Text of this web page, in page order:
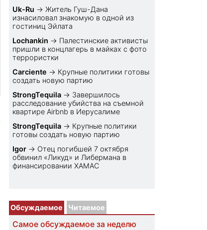
Uk-Ru → Житель Гуш-Дана
изнасиловал знакомую в одной из
гостиниц Эйлата
Lochankin → Палестинские активисты
пришли в концлагерь в майках с фото
террористки
Carciente → Крупные политики готовы
создать новую партию
StrongTequila → Завершилось
расследование убийства на съемной
квартире Airbnb в Иерусалиме
StrongTequila → Крупные политики
готовы создать новую партию
Igor → Отец погибшей 7 октября
обвинил «Ликуд» и Либермана в
финансировании ХАМАС
Обсуждаемое Читаемое
Самое обсуждаемое за неделю